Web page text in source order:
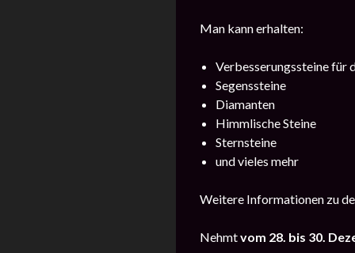
Man kann erhalten:
Verbesserungssteine für
Segenssteine
Diamanten
Himmlische Steine
Sternsteine
und vieles mehr
Weitere Informationen zu
Nehmtvom 28. bis 30.